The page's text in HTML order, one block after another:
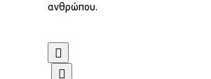
ανθρώπου.